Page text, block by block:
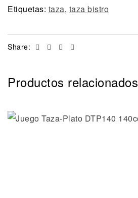
Etiquetas: taza, taza bistro
Share: Facebook
TwitterLinkedin
Productos relacionados